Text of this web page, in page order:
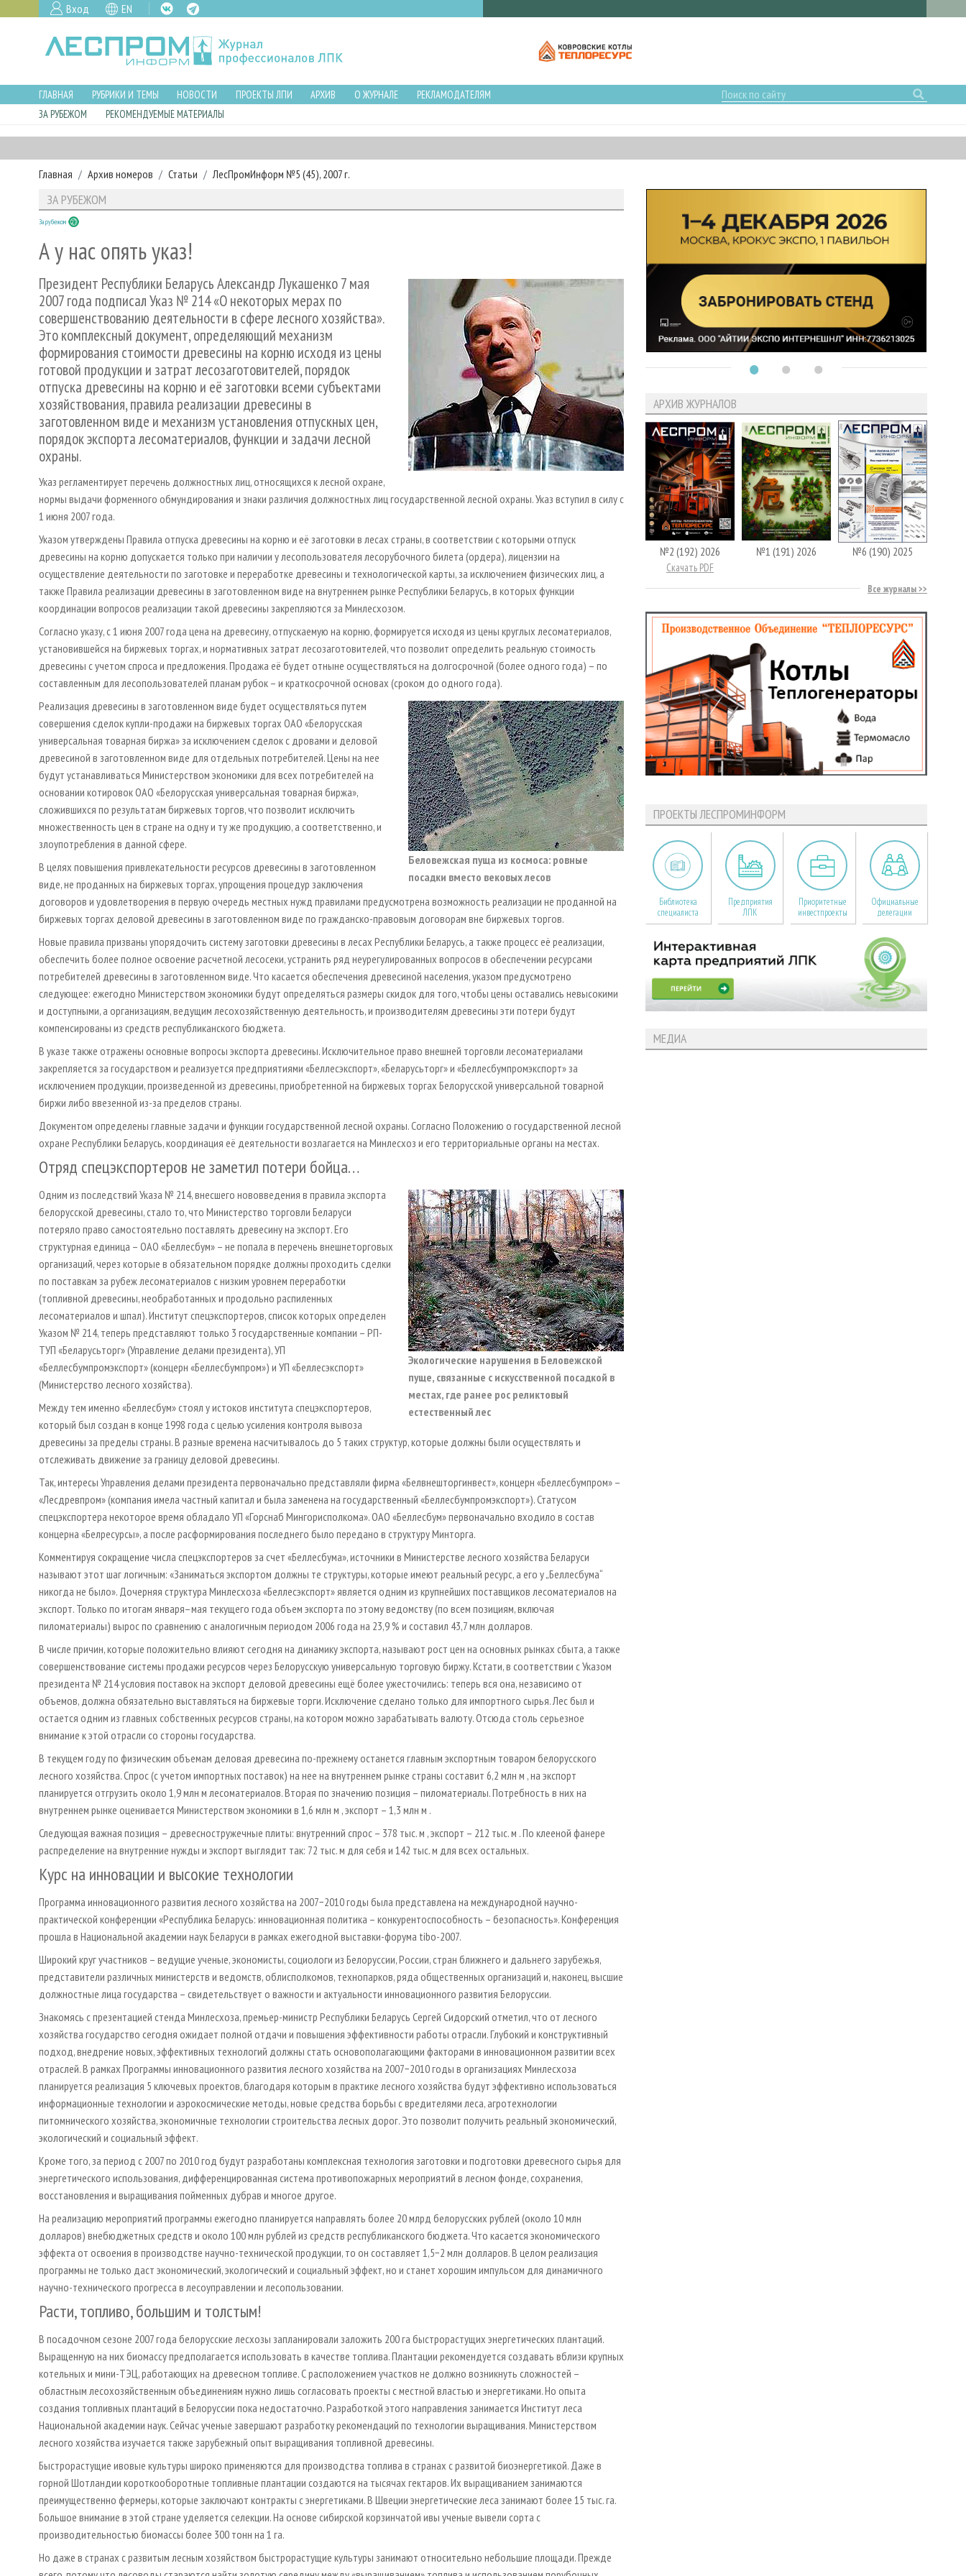
Вход EN
ГЛАВНАЯ РУБРИКИ И ТЕМЫ НОВОСТИ ПРОЕКТЫ ЛПИ АРХИВ О ЖУРНАЛЕ
РЕКЛАМОДАТЕЛЯМ
ЗА РУБЕЖОМ
РЕКОМЕНДУЕМЫЕ МАТЕРИАЛЫ
Главная Архив номеров Статьи ЛесПромИнформ №5 (45), 2007 г.
ЗА РУБЕЖОМ
За рубежом
А у нас опять указ!
Президент Республики Беларусь Александр Лукашенко 7 мая
2007 года подписал Указ № 214 «О некоторых мерах по
совершенствованию деятельности в сфере лесного хозяйства».
Это комплексный документ, определяющий механизм
формирования стоимости древесины на корню исходя из цены
готовой продукции и затрат лесозаготовителей, порядок
отпуска древесины на корню и её заготовки всеми субъектами
хозяйствования, правила реализации древесины в
заготовленном виде и механизм установления отпускных цен,
порядок экспорта лесоматериалов, функции и задачи лесной
охраны.
Указ регламентирует перечень должностных лиц, относящихся к лесной охране,
нормы выдачи форменного обмундирования и знаки различия должностных лиц государственной лесной охраны. Указ вступил в силу с
1 июня 2007 года.
Указом утверждены Правила отпуска древесины на корню и её заготовки в лесах страны, в соответствии с которыми отпуск
древесины на корню допускается только при наличии у лесопользователя лесорубочного билета (ордера), лицензии на
осуществление деятельности по заготовке и переработке древесины и технологической карты, за исключением физических лиц, а
также Правила реализации древесины в заготовленном виде на внутреннем рынке Республики Беларусь, в которых функции
координации вопросов реализации такой древесины закреп­ляются за Минлесхозом.
Согласно указу, с 1 июня 2007 года цена на древесину, отпускаемую на корню, формируется исходя из цены круглых лесоматериалов,
установившейся на биржевых торгах, и нормативных затрат лесозаготовителей, что позволит определить реальную стоимость
древесины с учетом спроса и предложения. Продажа её будет отныне осуществляться на долгосрочной (более одного года) – по
составленным для лесопользователей планам рубок – и краткосрочной основах (сроком до одного года).
Беловежская пуща из космоса: ровные
посадки вместо вековых лесов
Реализация древесины в заготовленном виде будет осуществляться путем
совершения сделок купли-продажи на биржевых торгах ОАО «Белорусская
универсальная товарная биржа» за исключением сделок с дровами и деловой
древесиной в заготовленном виде для отдельных потребителей. Цены на нее
будут устанавливаться Министерством экономики для всех потребителей на
основании котировок ОАО «Белорусская универсальная товарная биржа»,
сложившихся по результатам биржевых торгов, что позволит исключить
множественность цен в стране на одну и ту же продукцию, а соответственно, и
злоупотребления в данной сфере.
В целях повышения привлекательности ресурсов древесины в заготовленном
виде, не проданных на биржевых торгах, упрощения процедур заключения
договоров и удовлетворения в первую очередь местных нужд правилами предусмотрена возможность реализации не проданной на
биржевых торгах деловой древесины в заготовленном виде по гражданско-правовым договорам вне биржевых торгов.
Новые правила призваны упорядочить систему заготовки древесины в лесах Республики Беларусь, а также процесс её реализации,
обеспечить более полное освоение расчетной лесосеки, устранить ряд неурегулированных вопросов в обеспечении ресурсами
потребителей древесины в заготовленном виде. Что касается обеспечения древесиной населения, указом предусмотрено
следующее: ежегодно Министерством экономики будут определяться размеры скидок для того, чтобы цены оставались невысокими
и доступными, а организациям, ведущим лесохозяйственную деятельность, и производителям древесины эти потери будут
компенсированы из средств республиканского бюджета.
В указе также отражены основные вопросы экспорта древесины. Исключительное право внешней торговли лесоматериалами
закрепляется за государством и реализуется предприятиями «Беллесэкспорт», «Беларусьторг» и «Беллесбумпромэкспорт» за
исключением продукции, произведенной из древесины, приобретенной на биржевых торгах Белорусской универсальной товарной
биржи либо ввезенной из-за пределов страны.
Документом определены главные задачи и функции государственной лесной охраны. Согласно Положению о государственной лесной
охране Республики Беларусь, координация её деятельности возлагается на Минлесхоз и его территориальные органы на местах.
Отряд спецэкспортеров не заметил потери бойца…
Экологические нарушения в Беловежской
пуще, связанные с искусственной посадкой в
местах, где ранее рос реликтовый
естественный лес
Одним из последствий Указа № 214, внесшего нововведения в правила экспорта
белорусской древесины, стало то, что Министерство торговли Беларуси
потеряло право самостоятельно поставлять древесину на экспорт. Его
структурная единица – ОАО «Беллесбум» – не попала в перечень внешнеторговых
организаций, через которые в обязательном порядке должны проходить сделки
по поставкам за рубеж лесоматериалов с низким уровнем переработки
(топливной древесины, необработанных и продольно распиленных
лесоматериалов и шпал). Институт спецэкспортеров, список которых определен
Указом № 214, теперь представляют только 3 государственные компании – РП-
ТУП «Беларусьторг» (Управление делами президента), УП
«Беллесбумпромэкспорт» (концерн «Беллесбумпром») и УП «Беллесэкспорт»
(Министерство лесного хозяйства).
Между тем именно «Беллесбум» стоял у истоков института спецэкспортеров,
который был создан в конце 1998 года с целью усиления контроля вывоза
древесины за пределы страны. В разные времена насчитывалось до 5 таких структур, которые должны были осуществлять и
отслеживать движение за границу деловой древесины.
Так, интересы Управления делами президента первоначально представляли фирма «Белвнешторгинвест», концерн «Беллесбумпром» –
«Лесдревпром» (компания имела частный капитал и была заменена на государственный «Беллесбумпромэкспорт»). Статусом
спецэкспортера некоторое время обладало УП «Горснаб Мингорисполкома». ОАО «Беллесбум» первоначально входило в состав
концерна «Белресурсы», а после расформирования последнего было передано в структуру Минторга.
Комментируя сокращение числа спецэкспортеров за счет «Беллесбума», источники в Министерстве лесного хозяйства Беларуси
называют этот шаг логичным: «Заниматься экспортом должны те структуры, которые имеют реальный ресурс, а его у „Беллесбума“
никогда не было». Дочерняя структура Минлесхоза «Беллесэкспорт» является одним из крупнейших поставщиков лесоматериалов на
экспорт. Только по итогам января–мая текущего года объем экспорта по этому ведомству (по всем позициям, включая
пиломатериалы) вырос по сравнению с аналогичным периодом 2006 года на 23,9 % и составил 43,7 млн долларов.
В числе причин, которые положительно влияют сегодня на динамику экспорта, называют рост цен на основных рынках сбыта, а также
совершенствование системы продажи ресурсов через Белорусскую универсальную торговую биржу. Кстати, в соответствии с Указом
президента № 214 условия поставок на экспорт деловой древесины ещё более ужесточились: теперь вся она, независимо от
объемов, должна обязательно выставляться на биржевые торги. Исключение сделано только для импортного сырья. Лес был и
остается одним из главных собственных ресурсов страны, на котором можно зарабатывать валюту. Отсюда столь серьезное
внимание к этой отрасли со стороны государства.
В текущем году по физическим объемам деловая древесина по-прежнему останется главным экспортным товаром белорусского
лесного хозяйства. Спрос (с учетом импортных поставок) на нее на внутреннем рынке страны составит 6,2 млн м , на экспорт
планируется отгрузить около 1,9 млн м лесоматериалов. Вторая по значению позиция – пиломатериалы. Потребность в них на
внутреннем рынке оценивается Министерством экономики в 1,6 млн м , экспорт – 1,3 млн м .
Следующая важная позиция – древесностружечные плиты: внутренний спрос – 378 тыс. м , экспорт – 212 тыс. м . По клееной фанере
распределение на внутренние нужды и экспорт выглядит так: 72 тыс. м для себя и 142 тыс. м для всех остальных.
Курс на инновации и высокие технологии
Программа инновационного развития лесного хозяйства на 2007−2010 годы была представлена на международной научно-
практической конференции «Республика Беларусь: инновационная политика – конкурентоспособность – безопасность». Конференция
прошла в Национальной академии наук Беларуси в рамках ежегодной выставки-форума tibo-2007.
Широкий круг участников – ведущие ученые, экономисты, социологи из Белоруссии, России, стран ближнего и дальнего зарубежья,
представители различных министерств и ведомств, облисполкомов, технопарков, ряда общественных организаций и, наконец, высшие
должностные лица государства – свидетельствует о важности и актуальности инновационного развития Белоруссии.
Знакомясь с презентацией стенда Минлесхоза, премьер-министр Республики Беларусь Сергей Сидорский отметил, что от лесного
хозяйства государство сегодня ожидает полной отдачи и повышения эффективности работы отрасли. Глубокий и конструктивный
подход, внедрение новых, эффективных технологий должны стать основополагающими факторами в инновационном развитии всех
отраслей. В рамках Программы инновационного развития лесного хозяйства на 2007−2010 годы в организациях Минлесхоза
планируется реализация 5 ключевых проектов, благодаря которым в практике лесного хозяйства будут эффективно использоваться
информационные технологии и аэрокосмические методы, новые средства борьбы с вредителями леса, агротехнологии
питомнического хозяйства, экономичные технологии строительства лесных дорог. Это позволит получить реальный экономический,
экологический и социальный эффект.
Кроме того, за период с 2007 по 2010 год будут разработаны комплексная технология заготовки и подготовки древесного сырья для
энергетического использования, дифференцированная система противопожарных мероприятий в лесном фонде, сохранения,
восстановления и выращивания пойменных дубрав и многое другое.
На реализацию мероприятий программы ежегодно планируется направлять более 20 млрд белорусских рублей (около 10 млн
долларов) внебюджетных средств и около 100 млн рублей из средств республиканского бюджета. Что касается экономического
эффекта от освоения в производстве научно-технической продукции, то он составляет 1,5−2 млн долларов. В целом реализация
программы не только даст экономический, экологический и социальный эффект, но и станет хорошим импульсом для динамичного
научно-технического прогресса в лесо­управлении и лесопользовании.
Расти, топливо, большим и толстым!
В посадочном сезоне 2007 года белорусские лесхозы запланировали заложить 200 га быстрорастущих энергетических плантаций.
Выращенную на них биомассу предполагается использовать в качестве топлива. Плантации рекомендуется создавать вблизи крупных
котельных и мини-ТЭЦ, работающих на древесном топливе. С расположением участков не должно возникнуть сложностей –
областным лесохозяйственным объединениям нужно лишь согласовать проекты с местной властью и энергетиками. Но опыта
создания топливных плантаций в Белоруссии пока недостаточно. Разработкой этого направления занимается Институт леса
Национальной академии наук. Сейчас ученые завершают разработку рекомендаций по технологии выращивания. Министерством
лесного хозяйства изучается также зарубежный опыт выращивания топ­ливной древесины.
Быстрорастущие ивовые культуры широко применяются для производства топлива в странах с развитой биоэнергетикой. Даже в
горной Шотландии короткооборотные топливные плантации создаются на тысячах гектаров. Их выращиванием занимаются
преимущественно фермеры, которые заключают контракты с энергетиками. В Швеции энергетические леса занимают более 15 тыс. га.
Большое внимание в этой стране уделяется селекции. На основе сибирской корзинчатой ивы ученые вывели сорта с
производительностью биомассы более 300 тонн на 1 га.
Но даже в странах с развитым лесным хозяйством быстрорастущие культуры занимают относительно небольшие площади. Прежде
АРХИВ ЖУРНАЛОВ
№2 (192) 2026
Скачать PDF
№1 (191) 2026 №6 (190) 2025
Все журналы
ПРОЕКТЫ ЛЕСПРОМИНФОРМ
Библиотека
специалиста
Предприятия
ЛПК
Приоритетные
инвестпроекты
Официальные
делегации
МЕДИА